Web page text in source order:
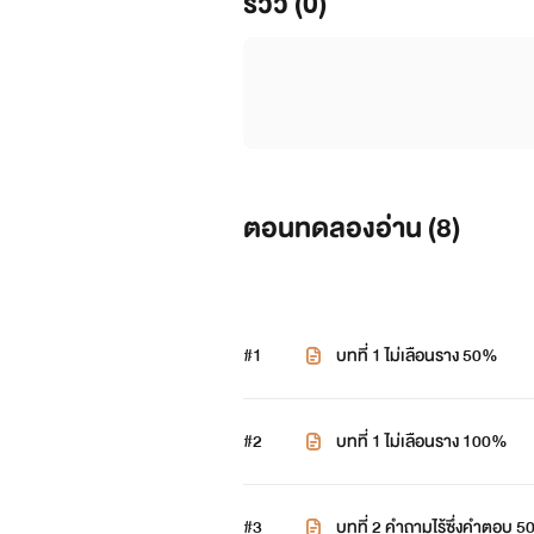
ตอนทดลองอ่าน (8)
#1 บทที่ 1 ไม่เลือนราง 50%
#2 บทที่ 1 ไม่เลือนราง 100%
#3 บทที่ 2 คำถามไร้ซึ่งคำตอบ